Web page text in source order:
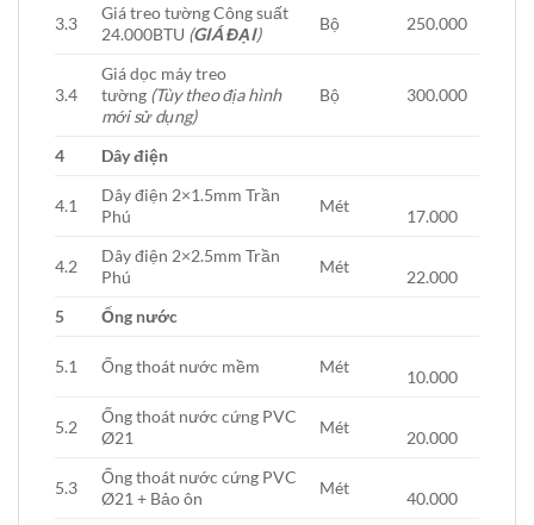
3.3
Giá treo tường Công suất
24.000BTU (GIÁ ĐẠI)
Bộ 250.000
3.4
Giá dọc máy treo
tường (Tùy theo địa hình
mới sử dụng)
Bộ 300.000
4 Dây điện
4.1
Dây điện 2×1.5mm Trần
Phú
Mét
17.000
4.2
Dây điện 2×2.5mm Trần
Phú
Mét
22.000
5
Ống nước
5.1 Ống thoát nước mềm Mét
10.000
5.2
Ống thoát nước cứng PVC
Ø21
Mét
20.000
5.3
Ống thoát nước cứng PVC
Ø21 + Bảo ôn
Mét
40.000